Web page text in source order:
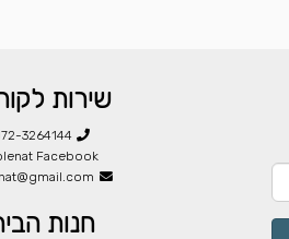
שירות
3264144
Facebook
חנות